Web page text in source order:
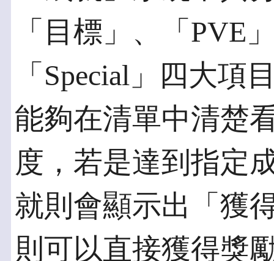
「目標」、「PVE
「Special」四大項
能夠在清單中清楚
度，若是達到指定
就則會顯示出「獲
則可以直接獲得獎